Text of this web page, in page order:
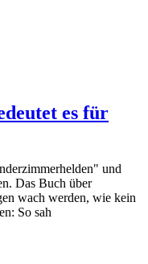
es für
und
Das Buch über
wach werden, wie kein
So sah